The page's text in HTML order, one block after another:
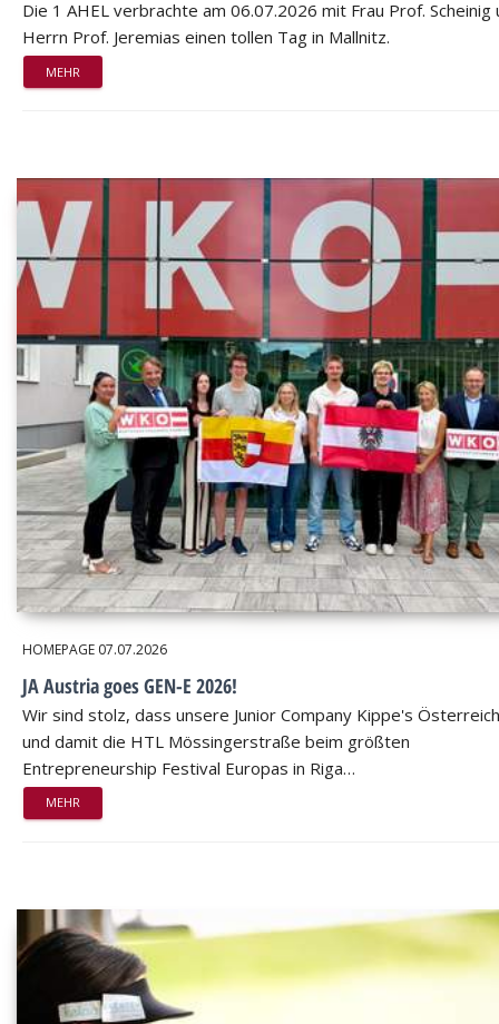
Die 1 AHEL verbrachte am 06.07.2026 mit Frau Prof. Scheinig
Herrn Prof. Jeremias einen tollen Tag in Mallnitz.
MEHR
HOMEPAGE 07.07.2026
JA Austria goes GEN-E 2026!
Wir sind stolz, dass unsere Junior Company Kippe's Österreich
und damit die HTL Mössingerstraße beim größten
Entrepreneurship Festival Europas in Riga…
MEHR